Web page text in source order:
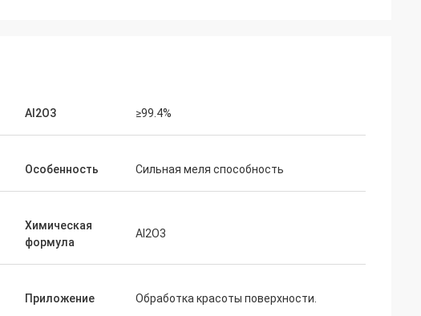
Al2O3 ≥99.4%
Особенность Сильная меля способность
Химическая
формула
Al2O3
Приложение Обработка красоты поверхности.